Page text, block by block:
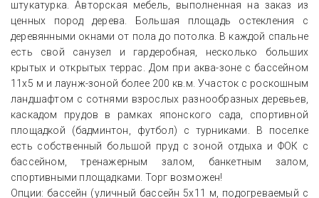
штукатурка. Авторская мебель, выполненная на заказ из
ценных пород дерева. Большая площадь остекления с
деревянными окнами от пола до потолка. В каждой спальне
есть свой санузел и гардеробная, несколько больших
крытых и открытых террас. Дом при аква-зоне с бассейном
11х5 м и лаунж-зоной более 200 кв.м. Участок с роскошным
ландшафтом с сотнями взрослых разнообразных деревьев,
каскадом прудов в рамках японского сада, спортивной
площадкой (бадминтон, футбол) с турниками. В поселке
есть собственный большой пруд с зоной отдыха и ФОК с
бассейном, тренажерным залом, банкетным залом,
спортивными площадками. Торг возможен!
Опции: бассейн (уличный бассейн 5х11 м, подогреваемый с